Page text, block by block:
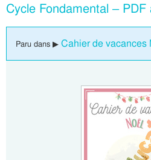
Cycle Fondamental –
Paru dans ▶ Cahier de vacances